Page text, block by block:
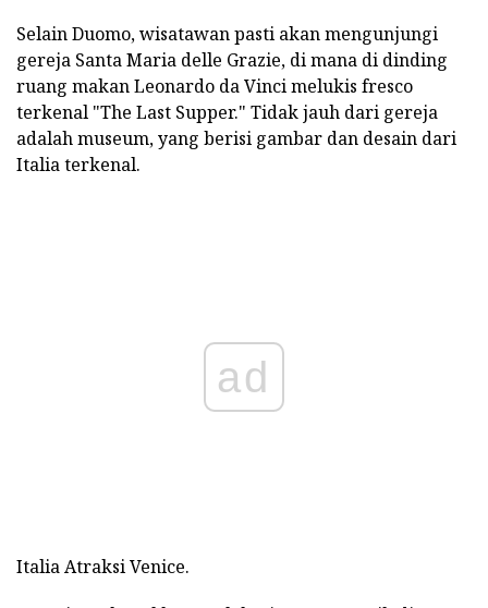
Selain Duomo, wisatawan pasti akan mengunjungi
gereja Santa Maria delle Grazie, di mana di dinding
ruang makan Leonardo da Vinci melukis fresco
terkenal "The Last Supper." Tidak jauh dari gereja
adalah museum, yang berisi gambar dan desain dari
Italia terkenal.
ad
Italia Atraksi Venice.